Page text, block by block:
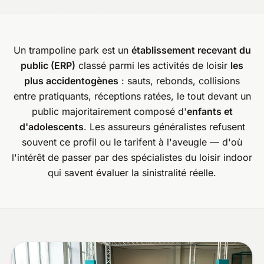
Un trampoline park est un établissement recevant du
public (ERP) classé parmi les activités de loisir les
plus accidentogènes : sauts, rebonds, collisions
entre pratiquants, réceptions ratées, le tout devant un
public majoritairement composé d'enfants et
d'adolescents. Les assureurs généralistes refusent
souvent ce profil ou le tarifent à l'aveugle — d'où
l'intérêt de passer par des spécialistes du loisir indoor
qui savent évaluer la sinistralité réelle.